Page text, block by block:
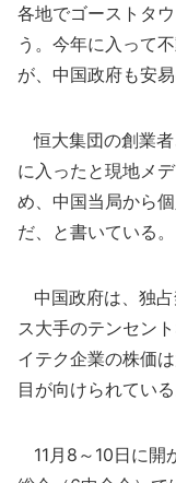
各地でゴーストタ
う。今年に入って
が、中国政府も安
恒大集団の創業
に入ったと現地メ
め、中国当局から
だ、と書いている。
中国政府は、独
ス大手のテンセン
イテク企業の株価
目が向けられている
11月8～10日に開